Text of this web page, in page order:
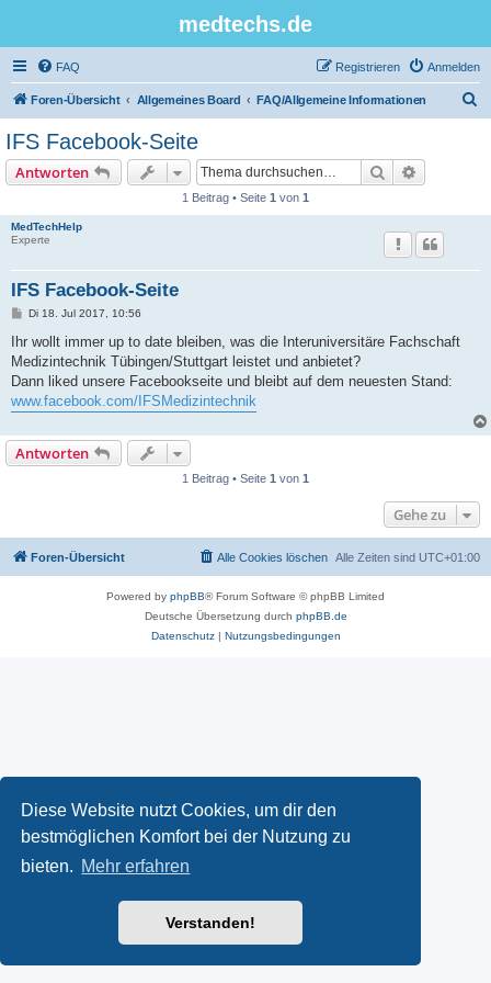
Diese Website nutzt Cookies, um dir den
bestmöglichen Komfort bei der Nutzung zu
bieten. Mehr erfahren
Verstanden!
medtechs.de
FAQ Anmelden
Registrieren
Foren-Übersicht Allgemeines Board FAQ/Allgemeine Informationen
IFS Facebook-Seite
Antworten Suche
1 Beitrag • Seite 1 von 1
MedTechHelp
Experte
IFS Facebook-Seite
B
i
r
a
Di 18. Jul 2017, 10:56
Ihr wollt immer up to date bleiben, was die Interuniversitäre Fachschaft
Medizintechnik Tübingen/Stuttgart leistet und anbietet?
Dann liked unsere Facebookseite und bleibt auf dem neuesten Stand:
www.facebook.com/IFSMedizintechnik
Antworten
1 Beitrag • Seite 1 von 1
Gehe zu
Foren-Übersicht Alle Zeiten sind UTC+01:00
Alle Cookies löschen
Powered by phpBB® Forum Software © phpBB Limited
Deutsche Übersetzung durch phpBB.de
Datenschutz| Nutzungsbedingungen